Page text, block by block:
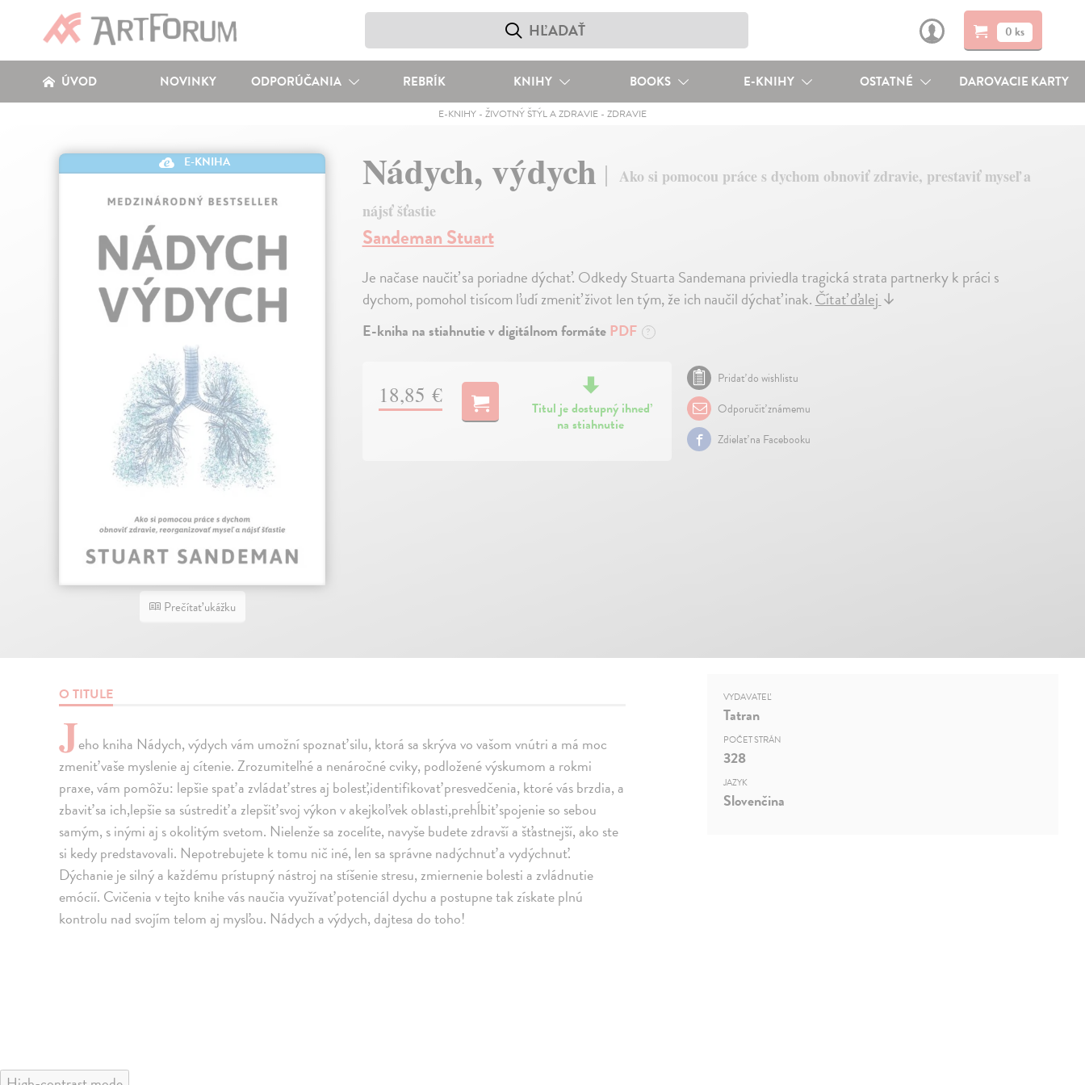
0 ks
ÚVOD NOVINKY ODPORÚČANIA REBRÍK KNIHY BOOKS E-KNIHY OSTATNÉ DAROVACIE KARTY
E-KNIHY- ŽIVOTNÝ ŠTÝL A ZDRAVIE- ZDRAVIE
E-KNIHA
Prečítať ukážku
Nádych, výdych
Ako si pomocou práce s dychom obnoviť zdravie, prestaviť myseľ a
nájsť šťastie
Sandeman Stuart
Je načase naučiť sa poriadne dýchať. Odkedy Stuarta Sandemana priviedla tragická strata partnerky k práci s
dychom, pomohol tisícom ľudí zmeniť život len tým, že ich naučil dýchať inak.Čítať ďalej↓
E-kniha na stiahnutie v digitálnom formátePDF ?
18,85 €
Titul je dostupný ihneď
na stiahnutie
Pridať do wishlistu
Odporučiť známemu
Zdielať na Facebooku
O TITULE
Jeho kniha Nádych, výdych vám umožní spoznať silu, ktorá sa skrýva vo vašom vnútri a má moc
zmeniť vaše myslenie aj cítenie. Zrozumiteľné a nenáročné cviky, podložené výskumom a rokmi
praxe, vám pomôžu: lepšie spať a zvládať stres aj bolesť,identifikovať presvedčenia, ktoré vás brzdia, a
zbaviť sa ich,lepšie sa sústrediť a zlepšiť svoj výkon v akejkoľvek oblasti,prehĺbiť spojenie so sebou
samým, s inými aj s okolitým svetom. Nielenže sa zocelíte, navyše budete zdravší a šťastnejší, ako ste
si kedy predstavovali. Nepotrebujete k tomu nič iné, len sa správne nadýchnuť a vydýchnuť.
Dýchanie je silný a každému prístupný nástroj na stíšenie stresu, zmiernenie bolesti a zvládnutie
emócií. Cvičenia v tejto knihe vás naučia využívať potenciál dychu a postupne tak získate plnú
kontrolu nad svojím telom aj mysľou. Nádych a výdych, dajtesa do toho!
VYDAVATEĽ
Tatran
POČET STRÁN
328
JAZYK
Slovenčina